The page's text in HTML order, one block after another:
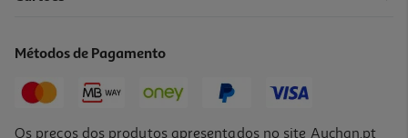
Price reduced from
3,49 €to
Promoção
Métodos de Pagamento
Os preços dos produtos apresentados no site Auchan.pt